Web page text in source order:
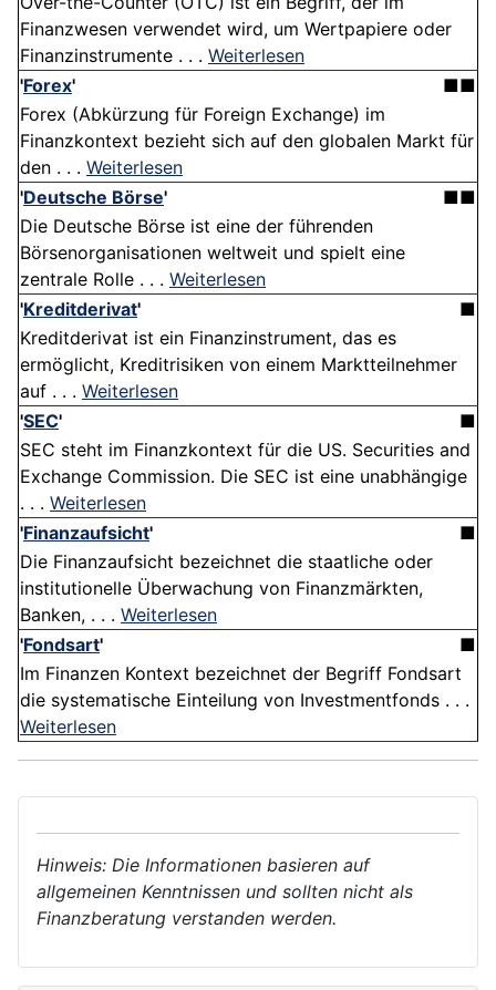
Finanzwesen verwendet wird, um Wertpapiere oder
Finanzinstrumente . . . Weiterlesen
'Forex'
■■
Forex (Abkürzung für Foreign Exchange) im
Finanzkontext bezieht sich auf den globalen Markt für
den . . . Weiterlesen
'Deutsche Börse'
■■
Die Deutsche Börse ist eine der führenden
Börsenorganisationen weltweit und spielt eine
zentrale Rolle . . . Weiterlesen
'Kreditderivat'
■
Kreditderivat ist ein Finanzinstrument, das es
ermöglicht, Kreditrisiken von einem Marktteilnehmer
auf . . . Weiterlesen
'SEC'
■
SEC steht im Finanzkontext für die US. Securities and
Exchange Commission. Die SEC ist eine unabhängige
. . . Weiterlesen
'Finanzaufsicht'
■
Die Finanzaufsicht bezeichnet die staatliche oder
institutionelle Überwachung von Finanzmärkten,
Banken, . . . Weiterlesen
'Fondsart'
■
Im Finanzen Kontext bezeichnet der Begriff Fondsart
die systematische Einteilung von Investmentfonds . . .
Weiterlesen
Hinweis: Die Informationen basieren auf
allgemeinen Kenntnissen und sollten nicht als
Finanzberatung verstanden werden.